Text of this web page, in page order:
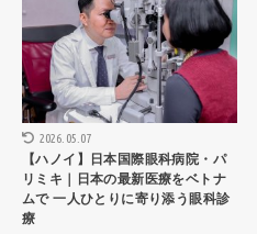
2026.05.07
【ハノイ】日本国際眼科病院・パ
リミキ｜日本の最新医療をベトナ
ムで 一人ひとりに寄り添う眼科診
療